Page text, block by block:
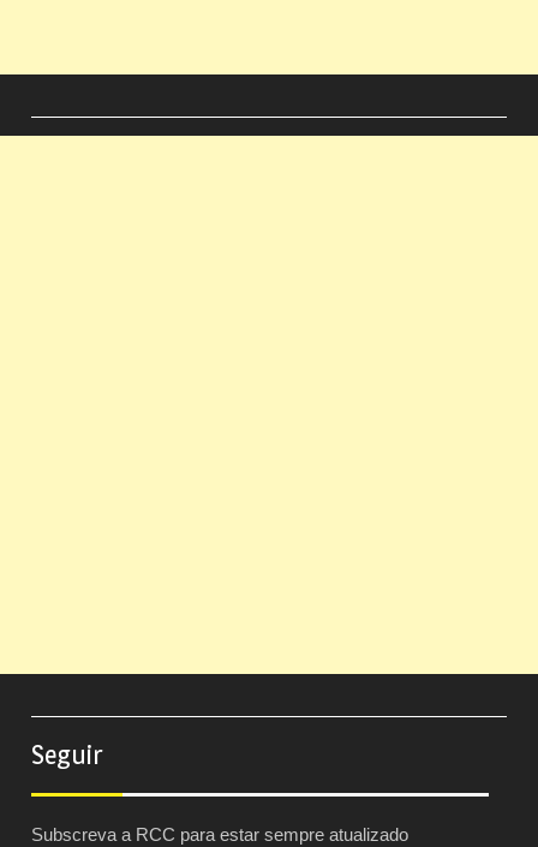
Seguir
Subscreva a RCC para estar sempre atualizado